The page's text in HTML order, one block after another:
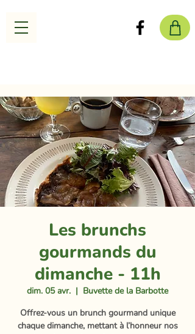
Les brunchs
gourmands du
dimanche - 11h
dim. 05 avr.
  |
Buvette de la Barbotte
Offrez-vous un brunch gourmand unique
chaque dimanche, mettant à l’honneur nos